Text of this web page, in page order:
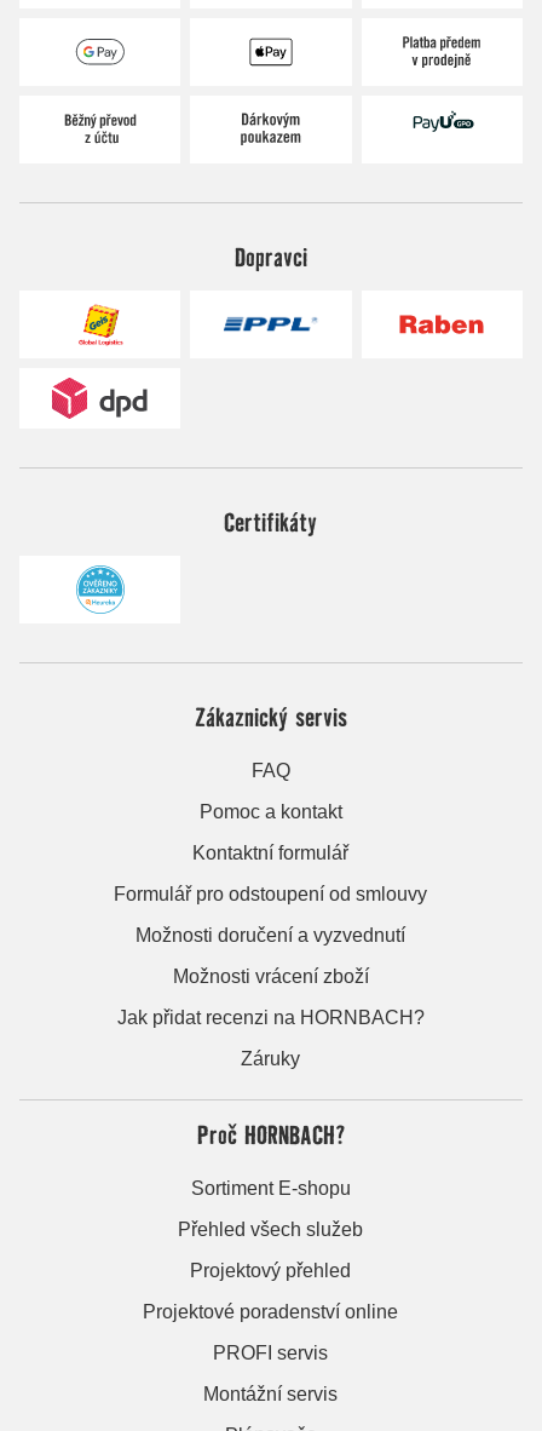
Dopravci
Certifikáty
Zákaznický servis
FAQ
Pomoc a kontakt
Kontaktní formulář
Formulář pro odstoupení od smlouvy
Možnosti doručení a vyzvednutí
Možnosti vrácení zboží
Jak přidat recenzi na HORNBACH?
Záruky
Proč HORNBACH?
Sortiment E-shopu
Přehled všech služeb
Projektový přehled
Projektové poradenství online
PROFI servis
Montážní servis